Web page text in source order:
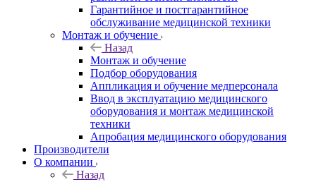
Гарантийное и постгарантийное
обслуживание медицинской техники
Монтаж и обучение
Назад
Монтаж и обучение
Подбор оборудования
Аппликация и обучение медперсонала
Ввод в эксплуатацию медицинского
оборудования и монтаж медицинской
техники
Апробация медицинского оборудования
Производители
О компании
Назад